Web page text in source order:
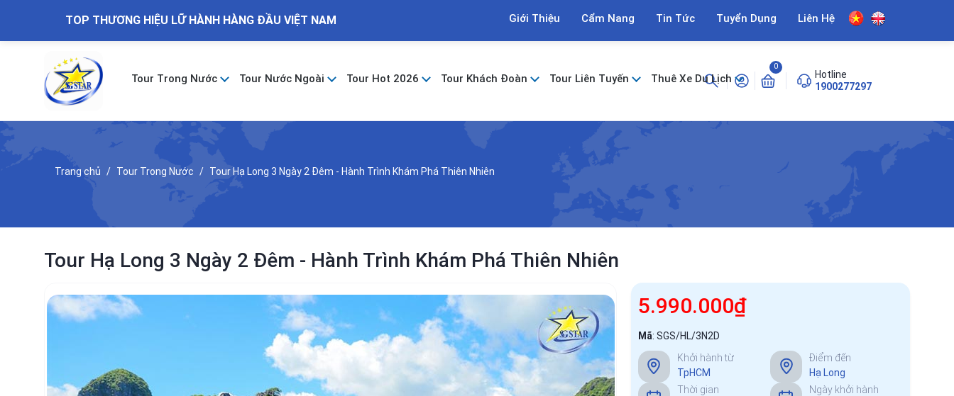
TOP THƯƠNG HIỆU LỮ HÀNH HÀNG ĐẦU VIỆT NAM Giới Thiệu Cẩm Nang Tin Tức Tuyển Dụng Liên Hệ
Tour Trong Nước Tour Nước Ngoài Tour Hot 2026 Tour Khách Đoàn Tour Liên Tuyến Thuê Xe Du Lịch
0
Hotline
1900277297
Trang chủ Tour Trong Nước Tour Hạ Long 3 Ngày 2 Đêm - Hành Trình Khám Phá Thiên Nhiên
Tour Hạ Long 3 Ngày 2 Đêm - Hành Trình Khám Phá Thiên Nhiên
5.990.000₫
Mã: SGS/HL/3N2D
Khởi hành từ
TpHCM
Điểm đến
Hạ Long
Thời gian
Ngày khởi hành